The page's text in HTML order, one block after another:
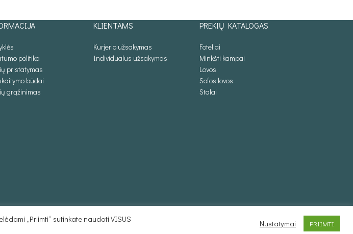
politika
pristatymas
būdai
grąžinimas
KLIENTAMS
Kurjerio užsakymas
Individualus užsakymas
PREKIŲ KATALOGAS
Foteliai
Minkšti kampai
Lovos
Sofos lovos
Stalai
„Priimti“ sutinkate naudoti VISUS
Nustatymai PRIIMTI